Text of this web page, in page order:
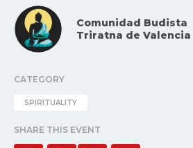
Comunidad Budista
Triratna de Valencia
CATEGORY
SPIRITUALITY
SHARE THIS EVENT